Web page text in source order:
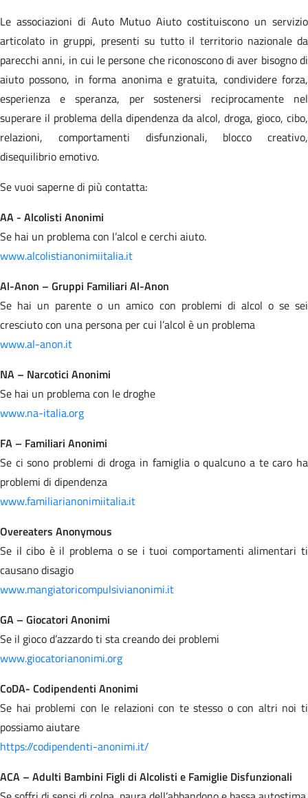
Le associazioni di Auto Mutuo Aiuto costituiscono un servizio
articolato in gruppi, presenti su tutto il territorio nazionale da
parecchi anni, in cui le persone che riconoscono di aver bisogno di
aiuto possono, in forma anonima e gratuita, condividere forza,
esperienza e speranza, per sostenersi reciprocamente nel
superare il problema della dipendenza da alcol, droga, gioco, cibo,
relazioni, comportamenti disfunzionali, blocco creativo,
disequilibrio emotivo.
Se vuoi saperne di più contatta:
AA - Alcolisti Anonimi
Se hai un problema con l’alcol e cerchi aiuto.
www.alcolistianonimiitalia.it
Al-Anon – Gruppi Familiari Al-Anon
Se hai un parente o un amico con problemi di alcol o se sei
cresciuto con una persona per cui l’alcol è un problema
www.al-anon.it
NA – Narcotici Anonimi
Se hai un problema con le droghe
www.na-italia.org
FA – Familiari Anonimi
Se ci sono problemi di droga in famiglia o qualcuno a te caro ha
problemi di dipendenza
www.familiarianonimiitalia.it
Overeaters Anonymous
Se il cibo è il problema o se i tuoi comportamenti alimentari ti
causano disagio
www.mangiatoricompulsivianonimi.it
GA – Giocatori Anonimi
Se il gioco d’azzardo ti sta creando dei problemi
www.giocatorianonimi.org
CoDA- Codipendenti Anonimi
Se hai problemi con le relazioni con te stesso o con altri noi ti
possiamo aiutare
https://codipendenti-anonimi.it/
ACA – Adulti Bambini Figli di Alcolisti e Famiglie Disfunzionali